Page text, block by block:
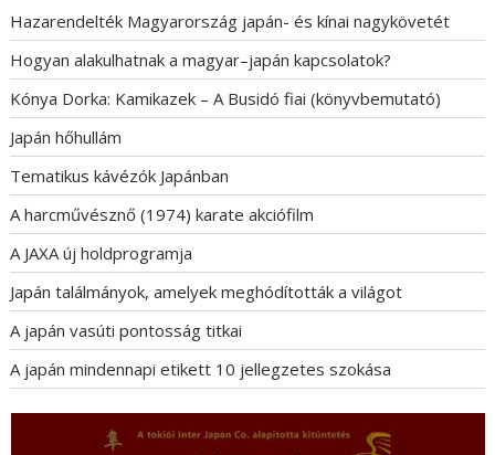
Hazarendelték Magyarország japán- és kínai nagykövetét
Hogyan alakulhatnak a magyar–japán kapcsolatok?
Kónya Dorka: Kamikazek – A Busidó fiai (könyvbemutató)
Japán hőhullám
Tematikus kávézók Japánban
A harcművésznő (1974) karate akciófilm
A JAXA új holdprogramja
Japán találmányok, amelyek meghódították a világot
A japán vasúti pontosság titkai
A japán mindennapi etikett 10 jellegzetes szokása